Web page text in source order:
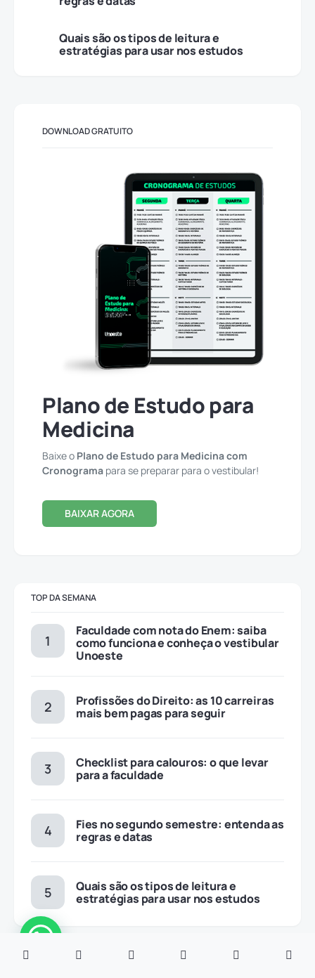
Quais são os tipos de leitura e
estratégias para usar nos estudos
DOWNLOAD GRATUITO
Plano de Estudo para
Medicina
Baixe o Plano de Estudo para Medicina com
Cronograma para se preparar para o vestibular!
BAIXAR AGORA
TOP DA SEMANA
Faculdade com nota do Enem: saiba
como funciona e conheça o vestibular
Unoeste
Profissões do Direito: as 10 carreiras
mais bem pagas para seguir
Checklist para calouros: o que levar
para a faculdade
Fies no segundo semestre: entenda as
regras e datas
Quais são os tipos de leitura e
estratégias para usar nos estudos